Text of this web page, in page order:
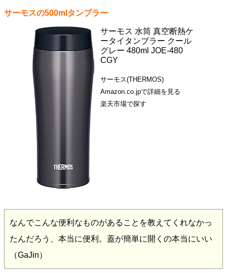
サーモスの500mlタンブラー
サーモス 水筒 真空断熱ケ
ータイタンブラー クール
グレー 480ml JOE-480
CGY
サーモス(THERMOS)
Amazon.co.jpで詳細を見る
楽天市場で探す
なんでこんな便利なものがあることを教えてくれなかっ
たんだろう、本当に便利。蓋が簡単に開くの本当にいい
（GaJin）